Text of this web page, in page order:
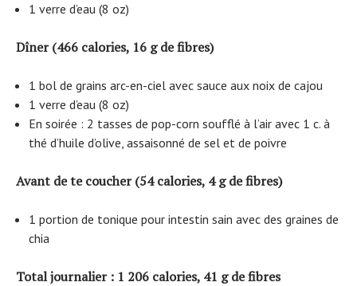
1 verre d’eau (8 oz)
Dîner (466 calories, 16 g de fibres)
1 bol de grains arc-en-ciel avec sauce aux noix de cajou
1 verre d’eau (8 oz)
En soirée : 2 tasses de pop-corn soufflé à l’air avec 1 c. à
thé d’huile d’olive, assaisonné de sel et de poivre
Avant de te coucher (54 calories, 4 g de fibres)
1 portion de tonique pour intestin sain avec des graines de
chia
Total journalier : 1 206 calories, 41 g de fibres